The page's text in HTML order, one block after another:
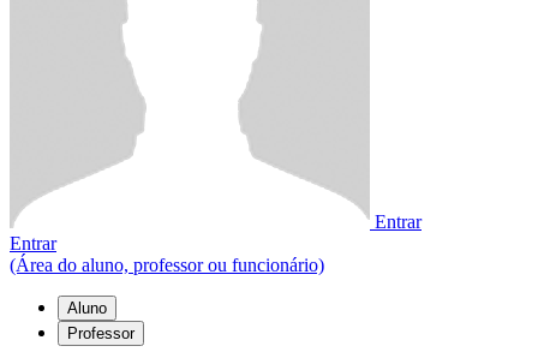
Entrar
Entrar
(Área do aluno, professor ou funcionário)
Aluno
Professor